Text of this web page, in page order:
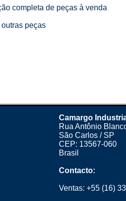
completa de peças à venda
peças
Camargo
Rua Antônio
São Carlos / SP
CEP: 13567-060
Brasil
Contacto:
Ventas: +55 (16)